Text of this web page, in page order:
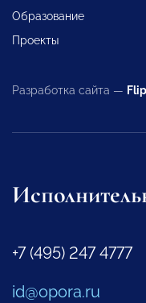
Образование
Проекты
Разработка сайта —
+7 (495) 247 4777
id@opora.ru